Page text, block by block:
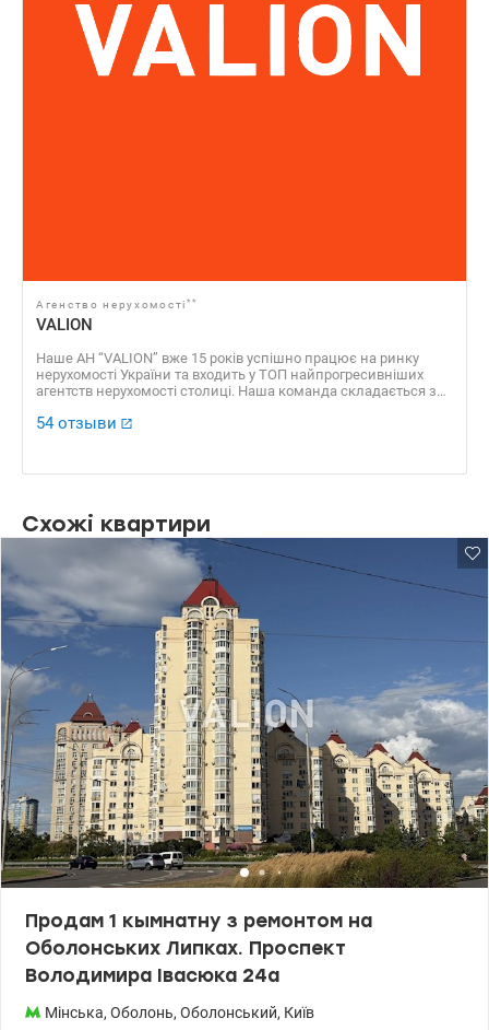
Агенство нерухомості **
VALION
Наше АН “VALION” вже 15 років успішно працює на ринку
нерухомості України та входить у ТОП найпрогресивніших
агентств нерухомості столиці. Наша команда складається з
безліч позитивних відгуків. Доказовою базою нашої
2016”, “Найкращий Web ресурс ріелторської компанії 2016”, VІІ
54 отзыви
Схожі квартири
Продам 1 кымнатну з ремонтом на
Оболонських Липках. Проспект
Володимира Івасюка 24а
Мінська, Оболонь, Оболонський, Київ